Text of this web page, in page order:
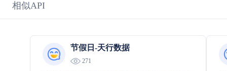
相似API
节假日-天行数据
271